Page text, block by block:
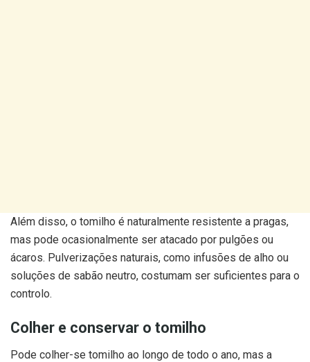
Além disso, o tomilho é naturalmente resistente a pragas,
mas pode ocasionalmente ser atacado por pulgões ou
ácaros. Pulverizações naturais, como infusões de alho ou
soluções de sabão neutro, costumam ser suficientes para o
controlo.
Colher e conservar o tomilho
Pode colher-se tomilho ao longo de todo o ano, mas a